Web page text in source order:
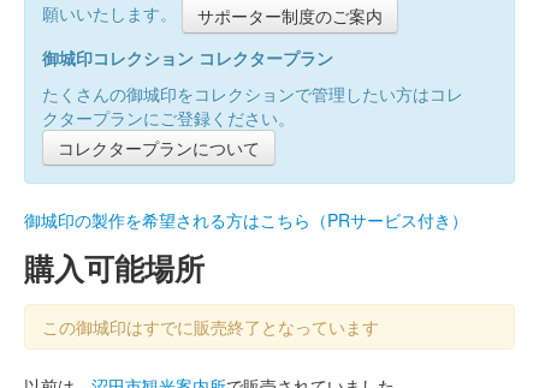
願いいたします。
サポーター制度のご案内
御城印コレクション コレクタープラン
たくさんの御城印をコレクションで管理したい方はコレ
クタープランにご登録ください。
コレクタープランについて
御城印の製作を希望される方はこちら（PRサービス付き）
購入可能場所
この御城印はすでに販売終了となっています